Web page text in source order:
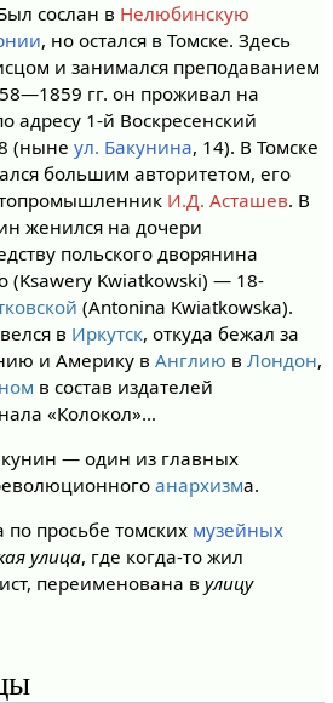
сослан в Нелюбинскую
, но остался в Томске. Здесь
и занимался преподаванием
гг. он проживал на
адресу 1-й Воскресенский
(ныне ул. Бакунина, 14). В Томске
большим авторитетом, его
И.Д. Асташев. В
женился на дочери
польского дворянина
(Ksawery Kwiatkowski) — 18-
(Antonina Kwiatkowska).
в Иркутск, откуда бежал за
и Америку в Англию в Лондон,
в состав издателей
«Колокол»…
— один из главных
анархизма.
по просьбе томских музейных
улица, где когда-то жил
переименована в улицу